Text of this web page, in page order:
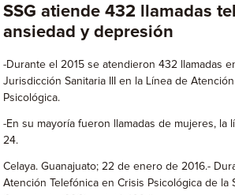
SSG atiende 432 llamadas
ansiedad y depresión
-Durante el 2015 se atendieron 432 llamadas
Jurisdicción Sanitaria III en la Línea de
Psicológica.
-En su mayoría fueron llamadas de mujeres,
24.
Celaya. Guanajuato; 22 de enero de 2016.-
Atención Telefónica en Crisis Psicológica de la